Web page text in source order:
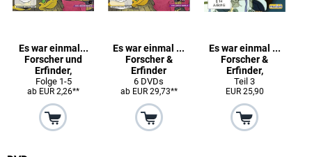
Es war einmal...
Forscher und
Erfinder,
Folge 1-5
ab EUR 2,26**
Es war einmal ...
Forscher &
Erfinder
6 DVDs
ab EUR 29,73**
Es war einmal ...
Forscher &
Erfinder,
Teil 3
EUR 25,90